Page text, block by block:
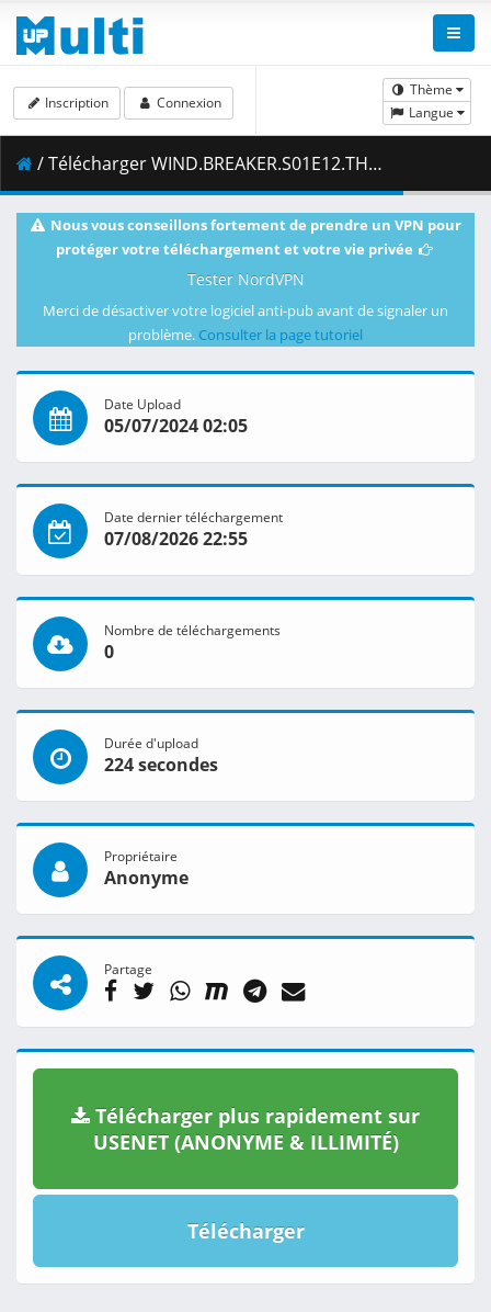
Thème
Langue
Inscription Connexion
/ Télécharger WIND.BREAKER.S01E12.THE.DEPENDABLE.ONE.1080p.CR.WEB-DL.DUAL.AAC2.0.H.264.MSubs-ToonsHub.mkv.003 ( 466.60 MB )
Nous vous conseillons fortement de prendre un VPN pour
protéger votre téléchargement et votre vie privée
Tester NordVPN
Merci de désactiver votre logiciel anti-pub avant de signaler un
problème. Consulter la page tutoriel
Date Upload
05/07/2024 02:05
Date dernier téléchargement
07/08/2026 22:55
Nombre de téléchargements
0
Durée d'upload
224 secondes
Propriétaire
Anonyme
Partage
Télécharger plus rapidement sur
USENET (ANONYME & ILLIMITÉ)
Télécharger